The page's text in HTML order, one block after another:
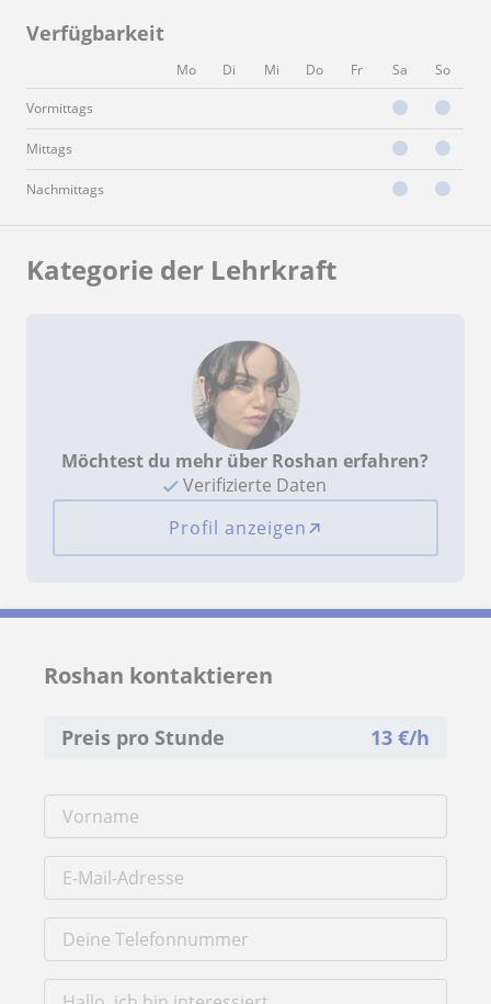
Verfügbarkeit
Mo Di Mi Do Fr Sa So
Vormittags
Mittags
Nachmittags
Kategorie der Lehrkraft
Möchtest du mehr über Roshan erfahren?
Verifizierte Daten
Profil anzeigen
Roshan kontaktieren
Preis pro Stunde 13€/h